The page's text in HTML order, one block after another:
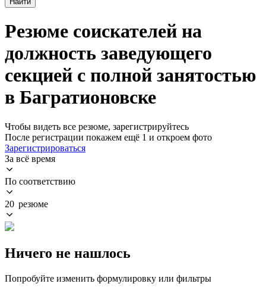
Резюме соискателей на
должность заведующего
секцией с полной занятостью
в Багратионовске
Чтобы видеть все резюме, зарегистрируйтесь
После регистрации покажем ещё 1 и откроем фото
Зарегистрироваться
За всё время
По соответствию
20 резюме
Ничего не нашлось
Попробуйте изменить формулировку или фильтры